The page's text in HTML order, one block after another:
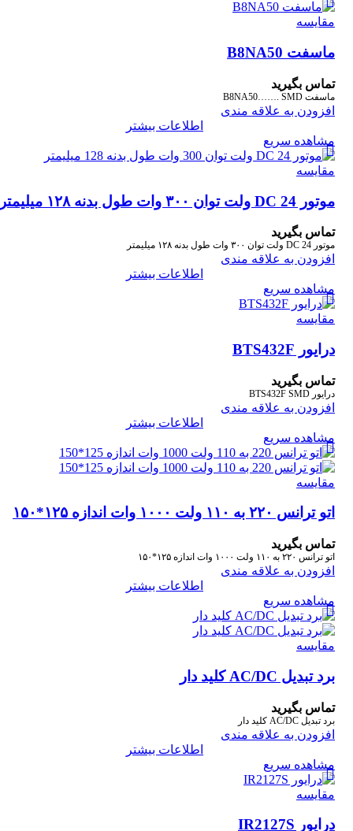
مقایسه
ماسفت B8NA50
تماس بگیرید
ماسفت B8NA50……. SMD
افزودن به علاقه مندی
اطلاعات بیشتر
مشاهده سریع
مقایسه
موتور DC 24 ولت توان ۳۰۰ وات طول بدنه ۱۲۸ میلیمتر
تماس بگیرید
موتور DC 24 ولت توان ۳۰۰ وات طول بدنه ۱۲۸ میلیمتر
افزودن به علاقه مندی
اطلاعات بیشتر
مشاهده سریع
مقایسه
درایور BTS432F
تماس بگیرید
درایور BTS432F SMD
افزودن به علاقه مندی
اطلاعات بیشتر
مشاهده سریع
مقایسه
اتو ترانس ۲۲۰ به ۱۱۰ ولت ۱۰۰۰ وات اندازه ۱۲۵*۱۵۰
تماس بگیرید
اتو ترانس ۲۲۰ به ۱۱۰ ولت ۱۰۰۰ وات اندازه ۱۲۵*۱۵۰
افزودن به علاقه مندی
اطلاعات بیشتر
مشاهده سریع
مقایسه
برد تبدیل AC/DC کلید دار
تماس بگیرید
برد تبدیل AC/DC کلید دار
افزودن به علاقه مندی
اطلاعات بیشتر
مشاهده سریع
مقایسه
درایور IR2127S